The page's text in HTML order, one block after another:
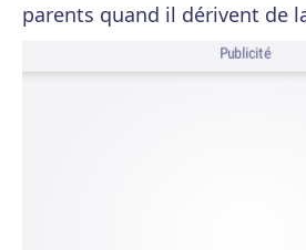
parents quand il dérivent de
Publicité